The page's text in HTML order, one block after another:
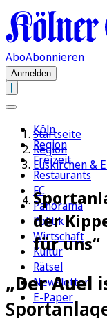
AboAbonnieren
Anmelden
Köln
Region
Freizeit
Restaurants
FC
Panorama
Politik
Wirtschaft
Kultur
Rätsel
Newsletter
E-Paper
Startseite
Region
Euskirchen &
der
für uns“
„Der Auel